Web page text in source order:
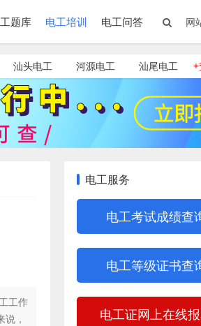
题库 电工培训 电工问答 网
汕头电工 河源电工 汕尾电工
工作
，
电工服务
电工考试成绩查
电工等级证书查
电工证网上在线